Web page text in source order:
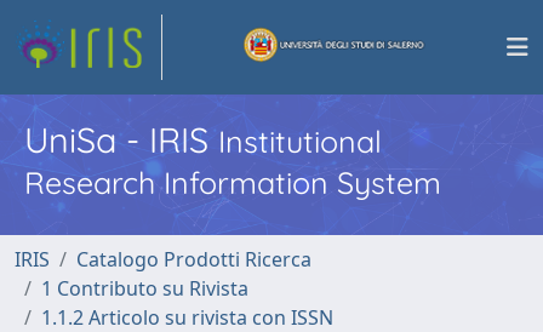
UniSa - IRISInstitutional
Research Information System
IRIS
Catalogo Prodotti Ricerca
1 Contributo su Rivista
1.1.2 Articolo su rivista con ISSN